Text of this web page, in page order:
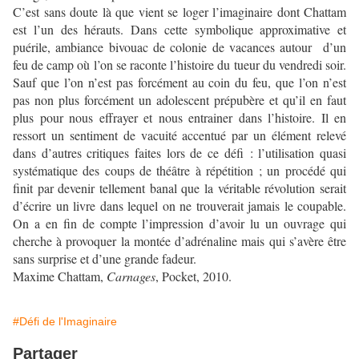
C’est sans doute là que vient se loger l’imaginaire dont Chattam
est l’un des hérauts. Dans cette symbolique approximative et
puérile, ambiance bivouac de colonie de vacances autour d’un
feu de camp où l’on se raconte l’histoire du tueur du vendredi soir.
Sauf que l’on n’est pas forcément au coin du feu, que l’on n’est
pas non plus forcément un adolescent prépubère et qu’il en faut
plus pour nous effrayer et nous entrainer dans l’histoire. Il en
ressort un sentiment de vacuité accentué par un élément relevé
dans d’autres critiques faites lors de ce défi : l’utilisation quasi
systématique des coups de théâtre à répétition ; un procédé qui
finit par devenir tellement banal que la véritable révolution serait
d’écrire un livre dans lequel on ne trouverait jamais le coupable.
On a en fin de compte l’impression d’avoir lu un ouvrage qui
cherche à provoquer la montée d’adrénaline mais qui s’avère être
sans surprise et d’une grande fadeur.
Maxime Chattam, Carnages, Pocket, 2010.
#Défi de l'Imaginaire
Partager